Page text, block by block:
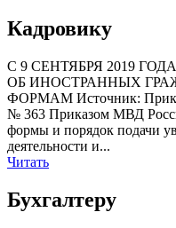
Кадровику
С 9 СЕНТЯБРЯ 2019
ОБ ИНОСТРАННЫХ
ФОРМАМ Источник:
№ 363 Приказом МВД
формы и порядок подачи
деятельности и...
Читать
Бухгалтеру